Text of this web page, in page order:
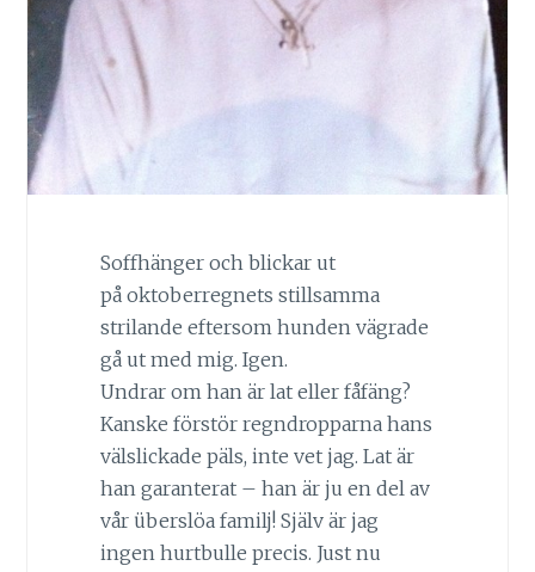
Soffhänger och blickar ut
på oktoberregnets stillsamma
strilande eftersom hunden vägrade
gå ut med mig. Igen.
Undrar om han är lat eller fåfäng?
Kanske förstör regndropparna hans
välslickade päls, inte vet jag. Lat är
han garanterat – han är ju en del av
vår überslöa familj! Själv är jag
ingen hurtbulle precis. Just nu